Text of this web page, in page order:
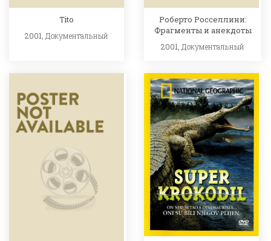
Tito
2001, Документальный
Роберто Росселлини:
Фрагменты и анекдоты
2001, Документальный